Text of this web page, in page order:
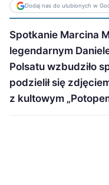
Dodaj nas do ulubionych w
Spotkanie Marcina
legendarnym
Polsatu wzbudziło
podzielił się
z kultowym